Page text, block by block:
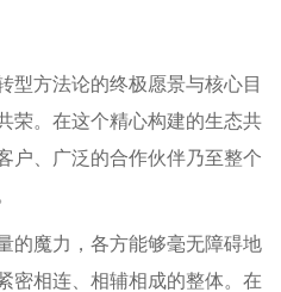
型方法论的终极愿景与核心目
荣。在这个精心构建的生态共
户、广泛的合作伙伴乃至整个
的魔力，各方能够毫无障碍地
密相连、相辅相成的整体。在